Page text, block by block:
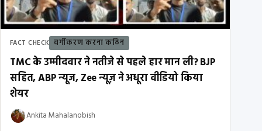
FACT CHECK वर्गीकरण करना कठिन
TMC के उम्मीदवार ने नतीजे से पहले हार मान ली? BJP
सहित, ABP न्यूज, Zee न्यूज़ ने अधूरा वीडियो किया
शेयर
Ankita Mahalanobish